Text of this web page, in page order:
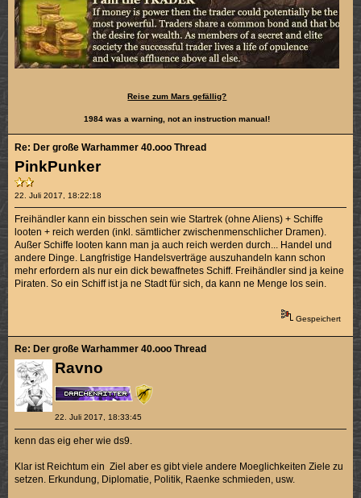
Reise zum Mars gefällig?
1984 was a warning, not an instruction manual!
PinkPunker
22. Juli 2017, 18:22:18
Re: Der große Warhammer 40.ooo Thread
Freihändler kann ein bisschen sein wie Startrek (ohne Aliens) + Schiffe
looten + reich werden (inkl. sämtlicher zwischenmenschlicher Dramen).
Außer Schiffe looten kann man ja auch reich werden durch... Handel und
andere Dinge. Langfristige Handelsverträge auszuhandeln kann schon
mehr erfordern als nur ein dick bewaffnetes Schiff. Freihändler sind ja keine
Piraten. So ein Schiff ist ja ne Stadt für sich, da kann ne Menge los sein.
Gespeichert
Ravno
22. Juli 2017, 18:33:45
Re: Der große Warhammer 40.ooo Thread
kenn das eig eher wie ds9.
Klar ist Reichtum ein Ziel aber es gibt viele andere Moeglichkeiten Ziele zu
setzen. Erkundung, Diplomatie, Politik, Raenke schmieden, usw.